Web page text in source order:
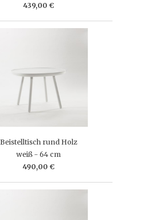
439,00 €
Beistelltisch rund Holz
weiß - 64 cm
490,00 €